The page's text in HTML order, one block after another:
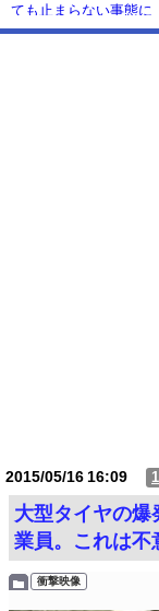
ても止まらない事態に
Powered by livedoor
2015/05/1616:09
大型タイヤの爆
業員。これは不
衝撃映像